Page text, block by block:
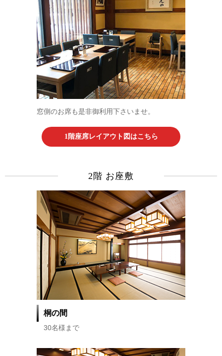
窓側のお席も是非御利用下さいませ。
1階座席レイアウト図はこちら
2階 お座敷
桐の間
30名様まで